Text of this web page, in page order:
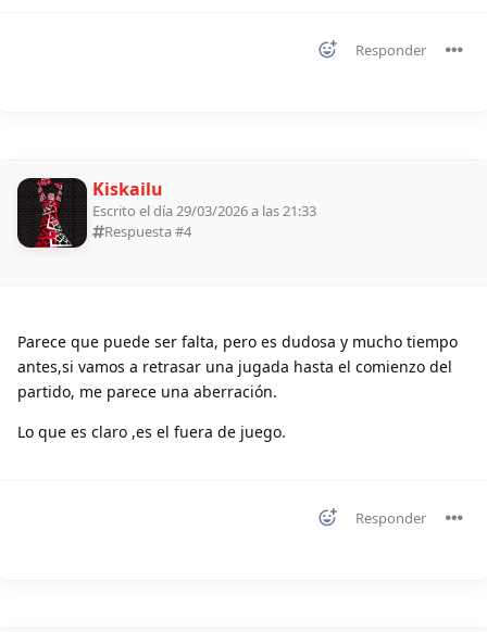
Responder
Kiskailu
Escrito el día 29/03/2026 a las 21:33
Respuesta #4
Parece que puede ser falta, pero es dudosa y mucho tiempo
antes,si vamos a retrasar una jugada hasta el comienzo del
partido, me parece una aberración.
Lo que es claro ,es el fuera de juego.
Responder